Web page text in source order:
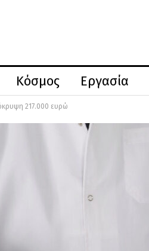
Κόσμος Εργασία
217.000 ευρώ